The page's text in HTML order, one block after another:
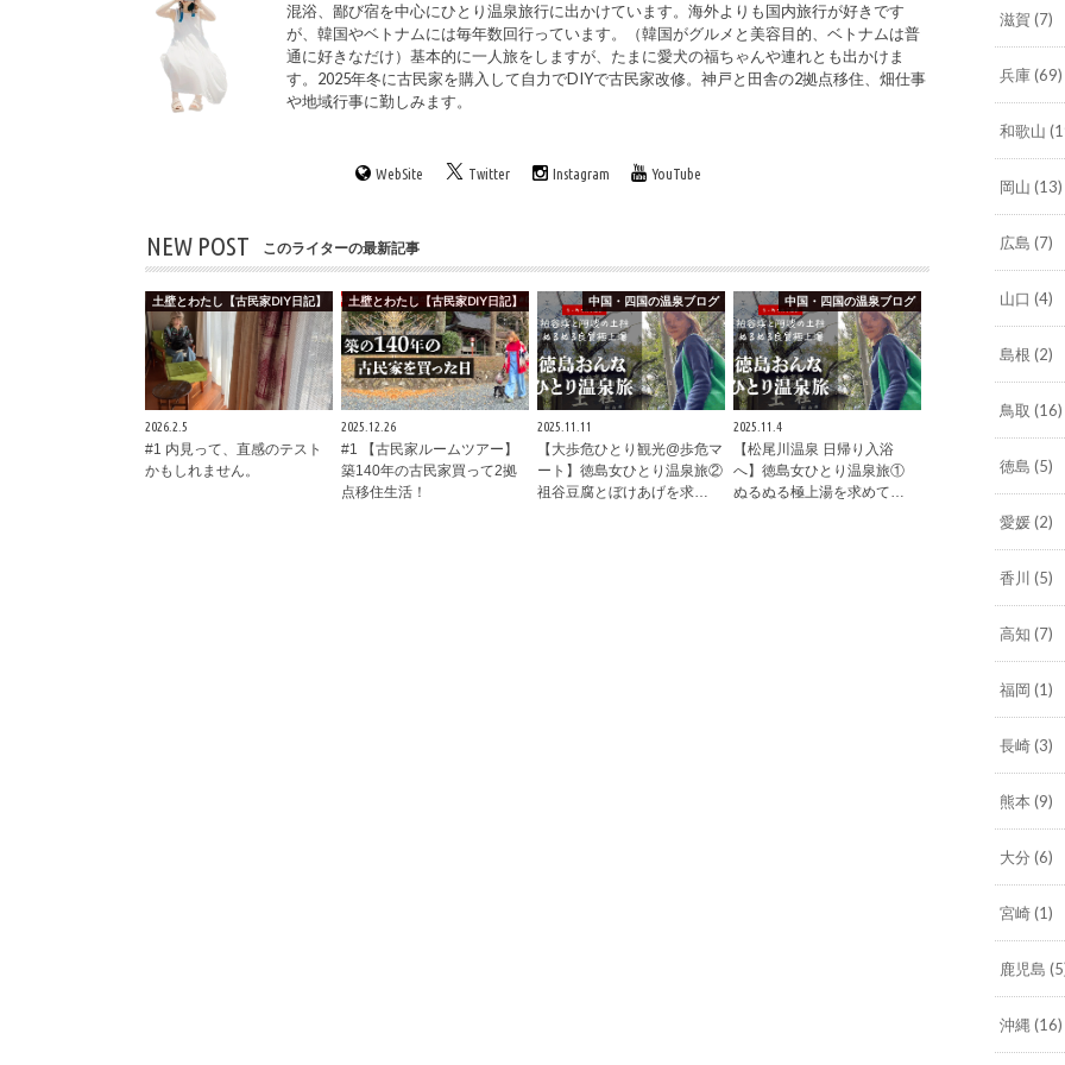
混浴、鄙び宿を中心にひとり温泉旅行に出かけています。海外よりも国内旅行が好きです
が、韓国やベトナムには毎年数回行っています。（韓国がグルメと美容目的、ベトナムは普
通に好きなだけ）基本的に一人旅をしますが、たまに愛犬の福ちゃんや連れとも出かけま
す。2025年冬に古民家を購入して自力でDIYで古民家改修。神戸と田舎の2拠点移住、畑仕事
や地域行事に勤しみます。
WebSite Twitter Instagram YouTube
NEW POST このライターの最新記事
土壁とわたし【古民家DIY日記】
2026.2.5
#1 内見って、直感のテスト
かもしれません。
土壁とわたし【古民家DIY日記】
2025.12.26
#1 【古民家ルームツアー】
築140年の古民家買って2拠
点移住生活！
中国・四国の温泉ブログ
2025.11.11
【大歩危ひとり観光@歩危マ
ート】徳島女ひとり温泉旅②
祖谷豆腐とぼけあげを求…
中国・四国の温泉ブログ
2025.11.4
【松尾川温泉 日帰り入浴
へ】徳島女ひとり温泉旅①
ぬるぬる極上湯を求めて…
滋賀 (7)
兵庫(69)
和歌山
岡山 (13)
広島 (7)
山口 (4)
島根 (2)
鳥取 (16)
徳島 (5)
愛媛(2)
香川 (5)
高知 (7)
福岡 (1)
長崎(3)
熊本 (9)
大分 (6)
宮崎(1)
鹿児島
沖縄 (16)